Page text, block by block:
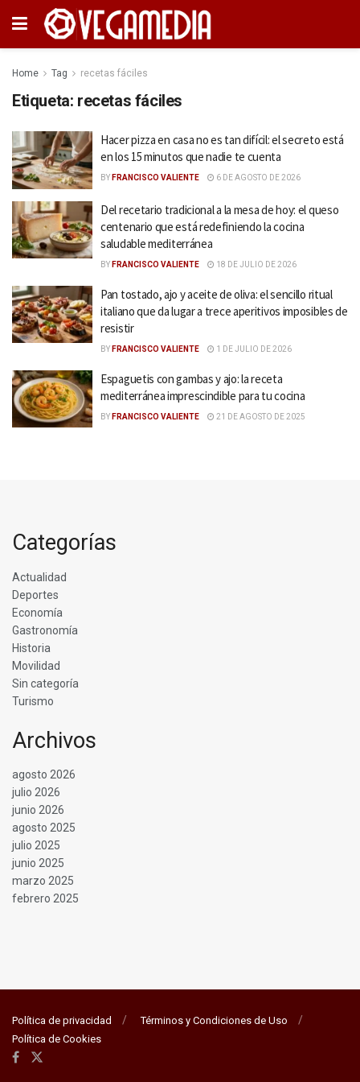
Home Tag recetas fáciles
Etiqueta: recetas fáciles
Hacer pizza en casa no es tan difícil: el secreto está
en los 15 minutos que nadie te cuenta
BY FRANCISCO VALIENTE 6 DE AGOSTO DE 2026
Del recetario tradicional a la mesa de hoy: el queso
centenario que está redefiniendo la cocina
saludable mediterránea
BY FRANCISCO VALIENTE 18 DE JULIO DE 2026
Pan tostado, ajo y aceite de oliva: el sencillo ritual
italiano que da lugar a trece aperitivos imposibles de
resistir
BY FRANCISCO VALIENTE 1 DE JULIO DE 2026
Espaguetis con gambas y ajo: la receta
mediterránea imprescindible para tu cocina
BY FRANCISCO VALIENTE 21 DE AGOSTO DE 2025
Categorías
Actualidad
Deportes
Economía
Gastronomía
Historia
Movilidad
Sin categoría
Turismo
Archivos
agosto 2026
julio 2026
junio 2026
agosto 2025
julio 2025
junio 2025
marzo 2025
febrero 2025
Política de privacidad
Términos y Condiciones de Uso
Política de Cookies